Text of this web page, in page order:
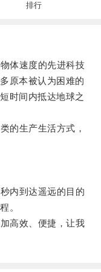
排行
体速度的先进科技
原本被认为困难的
时间内抵达地球之
生产生活方式，
内到达遥远的目的
。
高效、便捷，让我